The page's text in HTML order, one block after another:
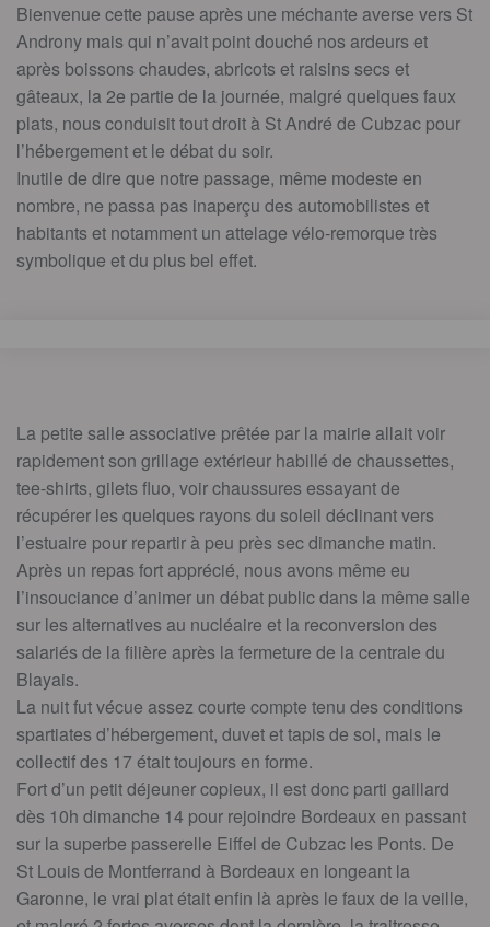
Bienvenue cette pause après une méchante averse vers St
Androny mais qui n’avait point douché nos ardeurs et
après boissons chaudes, abricots et raisins secs et
gâteaux, la 2e partie de la journée, malgré quelques faux
plats, nous conduisit tout droit à St André de Cubzac pour
l’hébergement et le débat du soir.
Inutile de dire que notre passage, même modeste en
nombre, ne passa pas inaperçu des automobilistes et
habitants et notamment un attelage vélo-remorque très
symbolique et du plus bel effet.
La petite salle associative prêtée par la mairie allait voir
rapidement son grillage extérieur habillé de chaussettes,
tee-shirts, gilets fluo, voir chaussures essayant de
récupérer les quelques rayons du soleil déclinant vers
l’estuaire pour repartir à peu près sec dimanche matin.
Après un repas fort apprécié, nous avons même eu
l’insouciance d’animer un débat public dans la même salle
sur les alternatives au nucléaire et la reconversion des
salariés de la filière après la fermeture de la centrale du
Blayais.
La nuit fut vécue assez courte compte tenu des conditions
spartiates d’hébergement, duvet et tapis de sol, mais le
collectif des 17 était toujours en forme.
Fort d’un petit déjeuner copieux, il est donc parti gaillard
dès 10h dimanche 14 pour rejoindre Bordeaux en passant
sur la superbe passerelle Eiffel de Cubzac les Ponts. De
St Louis de Montferrand à Bordeaux en longeant la
Garonne, le vrai plat était enfin là après le faux de la veille,